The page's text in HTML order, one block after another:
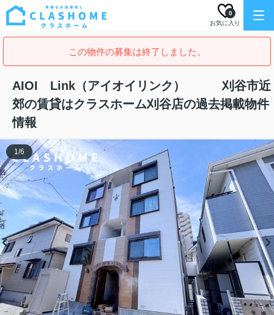
お気に入り
0
この物件の募集は終了しました。
AIOI Link（アイオイリンク） 刈谷市近
郊の賃貸はクラスホーム刈谷店の過去掲載物件
情報
1/6